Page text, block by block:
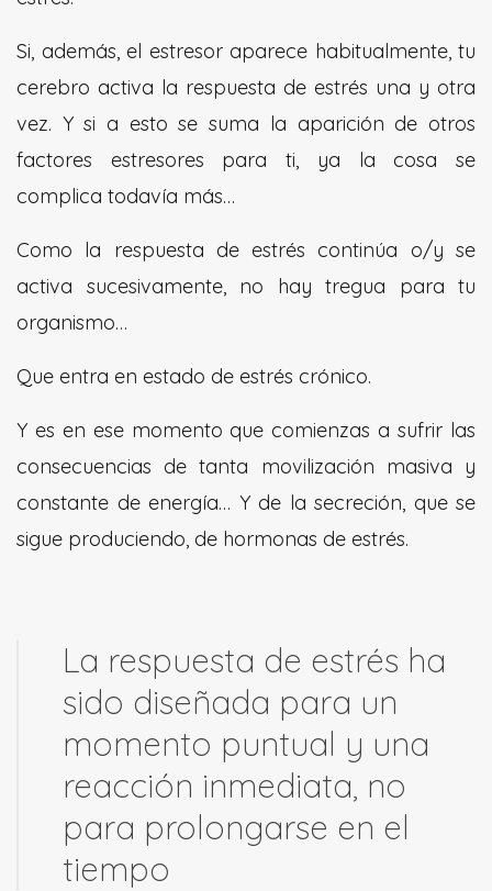
Si, además, el estresor aparece habitualmente, tu
cerebro activa la respuesta de estrés una y otra
vez. Y si a esto se suma la aparición de otros
factores estresores para ti, ya la cosa se
complica todavía más…
Como la respuesta de estrés continúa o/y se
activa sucesivamente, no hay tregua para tu
organismo…
Que entra en estado de estrés crónico.
Y es en ese momento que comienzas a sufrir las
consecuencias de tanta movilización masiva y
constante de energía… Y de la secreción, que se
sigue produciendo, de hormonas de estrés.
La respuesta de estrés ha
sido diseñada para un
momento puntual y una
reacción inmediata, no
para prolongarse en el
tiempo